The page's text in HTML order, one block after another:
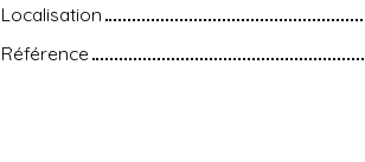
Localisation
Référence